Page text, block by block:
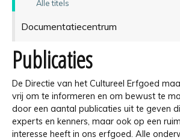
Alle titels
Documentatiecentrum
Publicaties
De Directie van het Cultureel Erfgoed
vrij om te informeren en om bewust te
door een aantal publicaties uit te geven
experts en kenners, maar ook op een
interesse heeft in ons erfgoed. Alle